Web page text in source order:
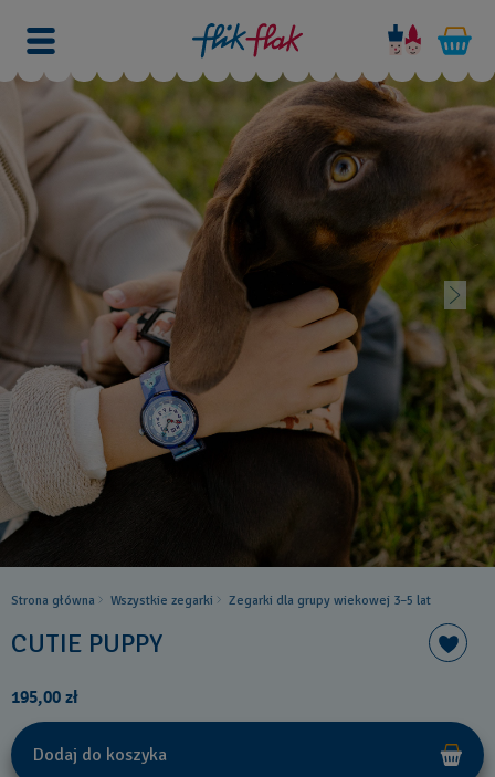
Strona główna Wszystkie zegarki Zegarki dla grupy wiekowej 3–5 lat
CUTIE PUPPY
195,00 zł
Dodaj do koszyka